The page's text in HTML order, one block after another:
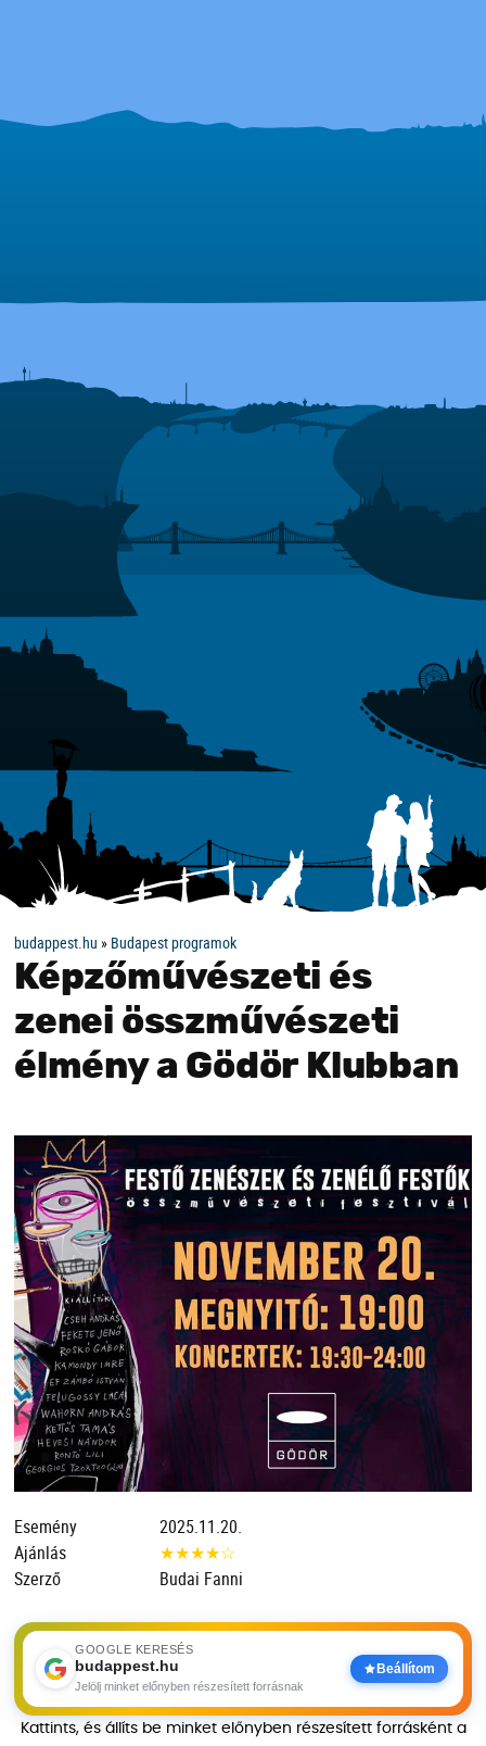
budappest.hu » Budapest programok
Képzőművészeti és
zenei összművészeti
élmény a Gödör Klubban
Esemény
2025.11.20.
Ajánlás
★★★★☆
Szerző
Budai Fanni
GOOGLE KERESÉS
budappest.hu
Jelölj minket előnyben részesített forrásnak
Beállítom
Kattints, és állíts be minket előnyben részesített forrásként a